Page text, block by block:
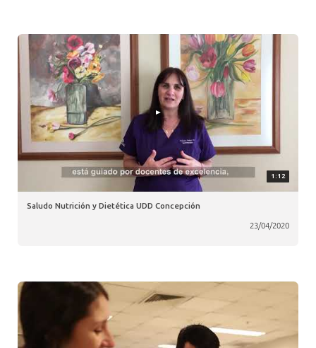
1:12
Saludo Nutrición y Dietética UDD Concepción
23/04/2020